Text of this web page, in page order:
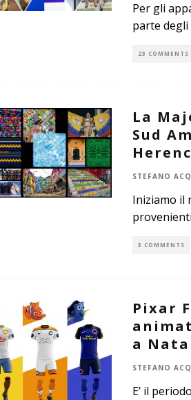
Per gli
parte degli
23 COMMENTS
La
Sud
STEFANO
Iniziamo il
3 COMMENTS
Pixar
a
STEFANO
E’ il